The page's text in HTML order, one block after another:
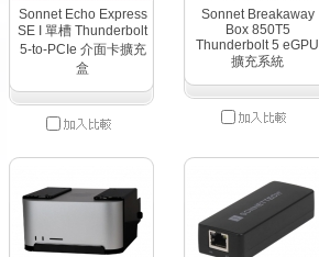
Sonnet Echo Express
SE I 單槽 Thunderbolt
5-to-PCIe 介面卡擴充
盒
Sonnet Breakaway
Box 850T5
Thunderbolt 5 eGPU
擴充系統